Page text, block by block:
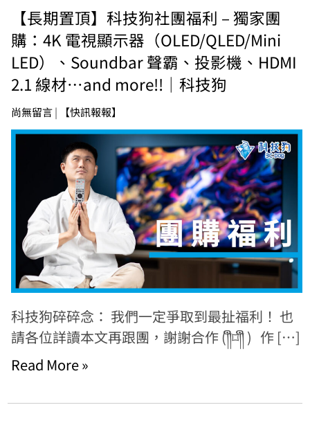
【長期置頂】科技狗社團福利 – 獨家團
購：4K 電視顯示器（OLED/QLED/Mini
LED）、Soundbar 聲霸、投影機、HDMI
2.1 線材…and more!!｜科技狗
尚無留言| 【快訊報報】
科技狗碎碎念： 我們一定爭取到最扯福利！ 也
請各位詳讀本文再跟團，謝謝合作 (༎ຶ⌑༎ຶ ) 作 […]
Read More »